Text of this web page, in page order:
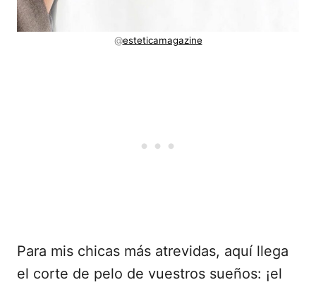
@esteticamagazine
Para mis chicas más atrevidas, aquí llega
el corte de pelo de vuestros sueños: ¡el